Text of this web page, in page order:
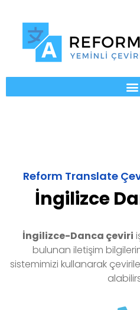
Reform Translate
İngilizce
İngilizce-Danca çeviri
bulunan iletişim
sistemimizi kullanarak